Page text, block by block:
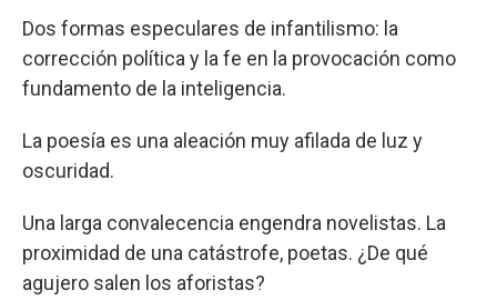
Dos formas especulares de infantilismo: la
corrección política y la fe en la provocación como
fundamento de la inteligencia.
La poesía es una aleación muy afilada de luz y
oscuridad.
Una larga convalecencia engendra novelistas. La
proximidad de una catástrofe, poetas. ¿De qué
agujero salen los aforistas?